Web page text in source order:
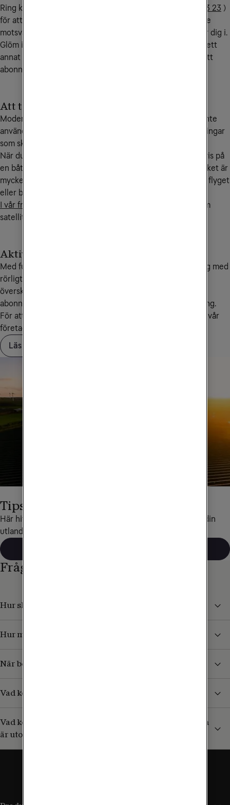
Ring kundservice på
+46 772 23 23 23 )
för att aktivera spärren. Samtalskostnaden till kundservice
motsvarar ett samtal till Sverige från det land du befinner dig i.
Glöm inte att sätta på dataroaming i din mobil när du är i ett
annat EU/EES-land för att kunna utnyttja mobilsurfen i ditt
abonnemang.
Att tänka på vid flyg- och båtresor
Moderna mobiler har kontakt med internet även när du inte
använder den, exempelvis för nedladdningar av uppdateringar
som sker i bakgrunden.
När du befinner dig helt utanför mobiltäckning, exempelvis på
en båt eller flygplan så sker då denna trafik via satellit, vilket är
mycket kostsamt. Slå därför av mobildata innan du går på flyget
eller båten.
I vår frågelista på denna sida
hittar du mer information om
satellitsamtal.
Aktivera Saldotak
Med funktionen Saldotak kan du som har ett abonnemang med
rörligt pris sätta en spärr vid ett belopp som inte får
överskridas. När saldotaket är uppnått spärras ditt
abonnemang samt eventuella gratistjänster för användning.
För att aktivera, ändra eller ta bort saldotak kontaktar du vår
företagskundservice på
Läs mer om Saldotak
Tips för utlandsresor
Här hittar du det mesta som rör data och telefoni under din
utlandsresa.
Frågor och svar
Hur skyddar jag mig från höga kostnader i utlandet?
Hur mycket kan jag surfa utomlands?
När börjar jag betala för surf och samtal i utlandet?
Vad kostar det att ta emot sms/mms från Sverige?
Vad kostar det att ringa till en svensk mobil (+46) som
är utomlands?